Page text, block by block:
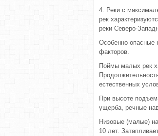
4. Реки с
рек
реки Северо-
Особенно опасные
факторов.
Поймы малых рек
естественных
При высоте
ущерба, речные
Низовые (малые)
10 лет.